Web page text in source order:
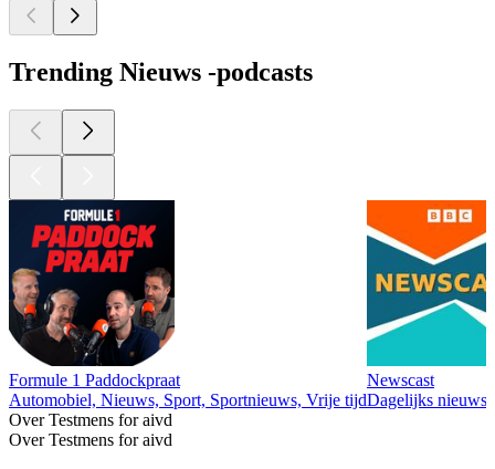
Trending Nieuws -podcasts
Formule 1 Paddockpraat
Automobiel, Nieuws, Sport, Sportnieuws, Vrije tijd
Newscast
Dagelijks
Over Testmens for aivd
Over Testmens for aivd